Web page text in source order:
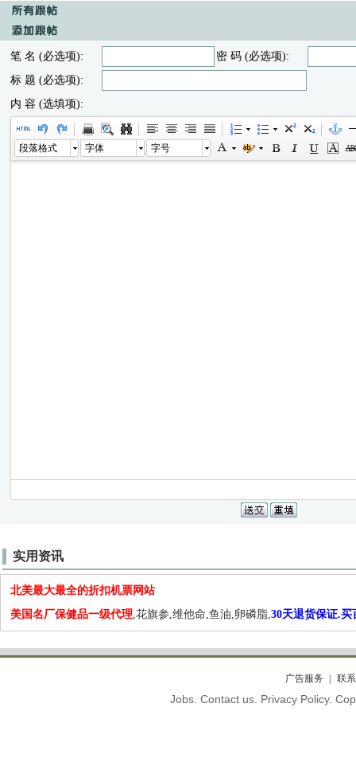
笔 名 (必选项):
密 码 (必选项):
标 题 (必选项):
内 容 (选填项):
段落格式 字体 字号
实用资讯
北美最大最全的折扣机票网站
美国名厂保健品一级代理,花旗参,维他命,鱼油,卵磷脂,30天退货保证.买
广告服务 联
Jobs. Contact us. Privacy Policy.